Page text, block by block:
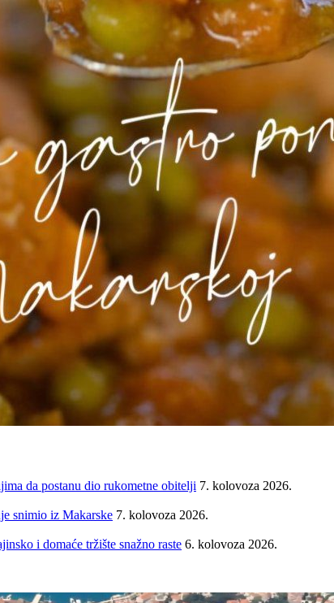
da postanu dio rukometne obitelji 7. kolovoza 2026.
snimio iz Makarske 7. kolovoza 2026.
i domaće tržište snažno raste 6. kolovoza 2026.